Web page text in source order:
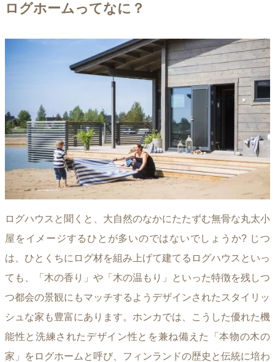
ログホームってなに？
ログハウスと聞くと、大自然のなかにたたずむ無骨な丸太小
屋をイメージするひとが多いのではないでしょうか? じつ
は、ひとくちにログ材を組み上げて建てるログハウスといっ
ても、「木の香り」や「木の温もり」といった特徴を残しつ
つ都会の景観にもマッチするようデザインされたスタイリッ
シュな家も豊富にあります。ホンカでは、こうした優れた機
能性と洗練されたデザイン性とを兼ね備えた「本物の木の
家」をログホームと呼び、フィンランドの歴史と伝統に培わ